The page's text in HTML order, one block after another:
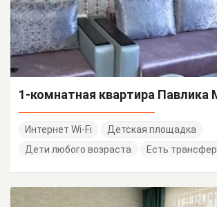
Интернет Wi-Fi
Детская площадка
Дети любого возраста
Есть трансфер